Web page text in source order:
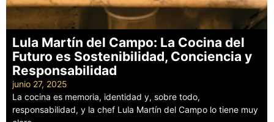
Lula Martín del Campo: La Cocina del
Futuro es Sostenibilidad, Conciencia y
Responsabilidad
junio 27, 2025
La cocina es memoria, identidad y, sobre todo,
responsabilidad, y la chef Lula Martín del Campo lo tiene muy